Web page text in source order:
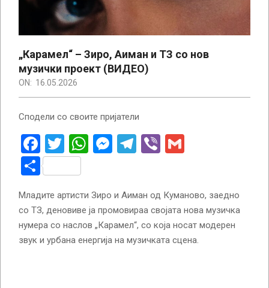
„Карамел“ – Зиро, Аиман и ТЗ со нов
музички проект (ВИДЕО)
ON: 16.05.2026
Сподели со своите пријатели
Facebook
Twitter
WhatsApp
Messenger
Telegram
Viber
Share
Младите артисти Зиро и Аиман од Куманово, заедно
со ТЗ, деновиве ја промовираа својата нова музичка
нумера со наслов „Карамел“, со која носат модерен
звук и урбана енергија на музичката сцена.